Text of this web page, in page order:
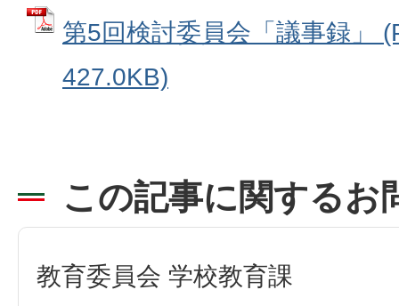
第5回検討委員会「議事録」
427.0KB)
この記事に関するお
教育委員会 学校教育課